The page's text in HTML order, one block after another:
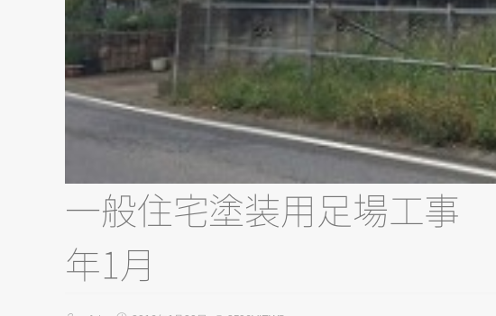
一般住宅塗装用足場工
年1月